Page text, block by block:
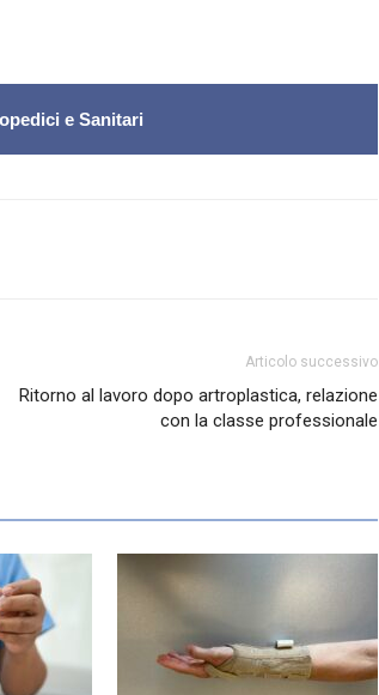
e Sanitari
Articolo successivo
Ritorno al lavoro dopo artroplastica, relazione
con la classe professionale